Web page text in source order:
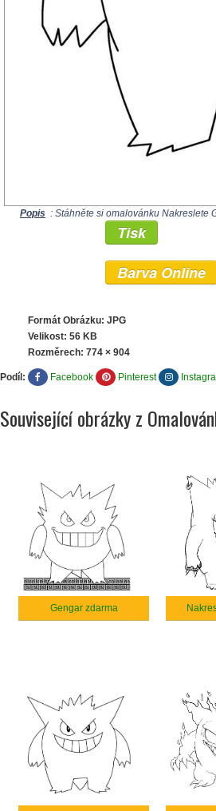
Popis : Stáhněte si omalovánku Nakreslete
Tisk
Barva Online
Formát Obrázku: JPG
Velikost: 56 KB
Rozměrech: 774 × 904
Podíl: Facebook Pinterest
Související obrázky z
Gengar zdarma